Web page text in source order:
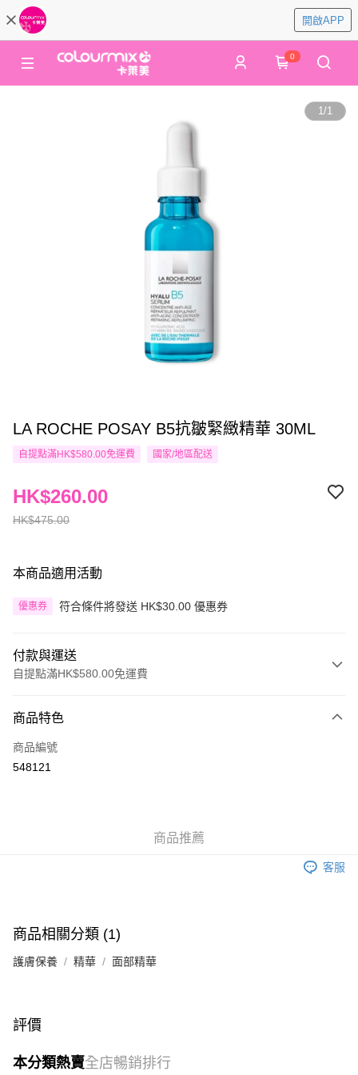
開啟APP
0
1/1
LA ROCHE POSAY B5抗皺緊緻精華 30ML
自提點滿HK$580.00免運費 國家/地區配送
HK$475.00
HK$260.00
本商品適用活動
優惠券 符合條件將發送 HK$30.00 優惠券
付款與運送
自提點滿HK$580.00免運費
信用卡
Apple Pay
相關說明
銀行匯款 請將存款存到以下銀行帳戶，並於存款單據寫上訂單編號後電郵至
eshop@colourmix-cosmetics.com** **我們不會處理沒有提供存款單據的訂
送貨方式
每筆HK$30.00，滿HK$580.00或以上免運費
商品特色
商品編號
548121
商品推薦
客服
商品相關分類 (1)
護膚保養 精華 面部精華
評價
本分類熱賣全店暢銷排行